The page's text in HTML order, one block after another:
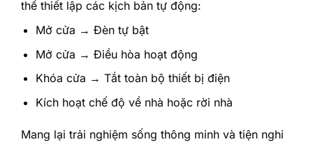
thể thiết lập các kịch bản tự động:
Mở cửa → Đèn tự bật
Mở cửa → Điều hòa hoạt động
Khóa cửa → Tắt toàn bộ thiết bị điện
Kích hoạt chế độ về nhà hoặc rời nhà
Mang lại trải nghiệm sống thông minh và tiện nghi